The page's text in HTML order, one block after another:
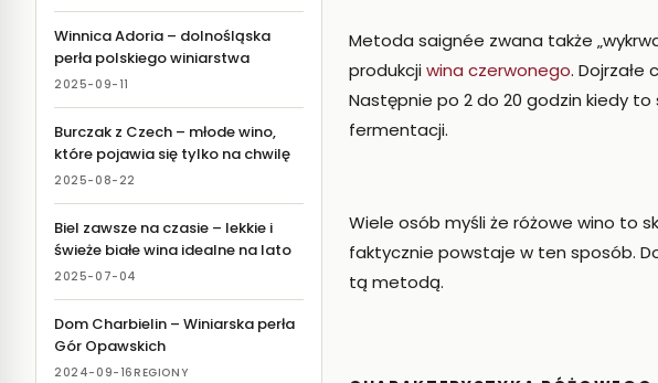
Winnica Adoria – dolnośląska
perła polskiego winiarstwa
2025-09-11
Burczak z Czech – młode wino,
które pojawia się tylko na chwilę
2025-08-22
Biel zawsze na czasie – lekkie i
świeże białe wina idealne na lato
2025-07-04
Dom Charbielin – Winiarska perła
Gór Opawskich
2024-09-16REGIONY
Metoda saignée zwana także
produkcjiwina czerwonego.
Następnie po 2 do 20 godzin kiedy
fermentacji.
Wiele osób myśli że różowe wino to
faktycznie powstaje w ten sposób.
tą metodą.